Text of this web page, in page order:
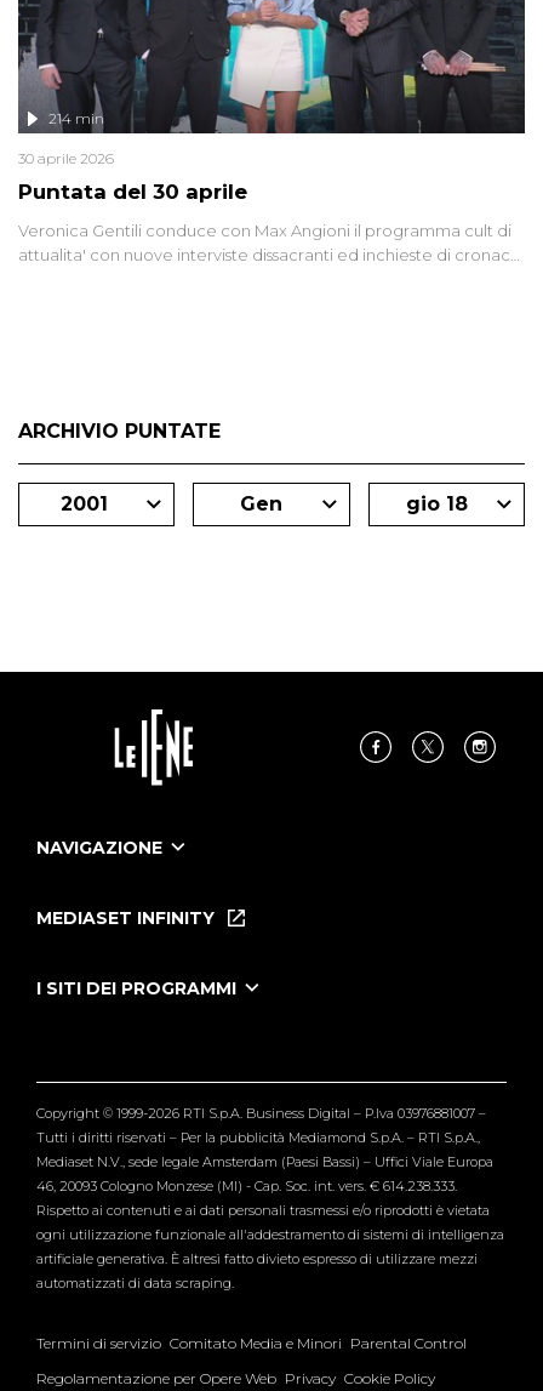
Puntata del 30 aprile
214 min
30 aprile 2026
Veronica Gentili conduce con Max Angioni il programma cult di
attualita' con nuove interviste dissacranti ed inchieste di cronaca
ARCHIVIO PUNTATE
2001 Gen gio 18
NAVIGAZIONE
Le Iene Presentano Inside
Tutti i servizi
MEDIASET INFINITY
I SITI DEI PROGRAMMI
Verissimo
Copyright © 1999-2026 RTI S.p.A. Business Digital – P.Iva 03976881007 –
Tutti i diritti riservati – Per la pubblicità Mediamond S.p.A. – RTI S.p.A.,
Mediaset N.V., sede legale Amsterdam (Paesi Bassi) – Uffici Viale Europa
46, 20093 Cologno Monzese (MI) - Cap. Soc. int. vers. € 614.238.333.
Rispetto ai contenuti e ai dati personali trasmessi e/o riprodotti è vietata
ogni utilizzazione funzionale all'addestramento di sistemi di intelligenza
artificiale generativa. È altresì fatto divieto espresso di utilizzare mezzi
automatizzati di data scraping.
Termini di servizio Comitato Media e Minori Parental Control
Regolamentazione per Opere Web Privacy Cookie Policy